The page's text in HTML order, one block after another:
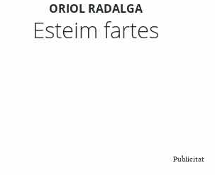
ORIOL RADALGA
Esteim fartes
Publicitat